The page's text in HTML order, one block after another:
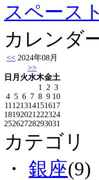
スペース
カレンダ
<< 2024年08月
>>
日 月 火水木金土
1
2 3
4 5 6 7 8 9 10
11 121314151617
18192021 222324
25262728293031
カテゴリ
・ 銀座(9)